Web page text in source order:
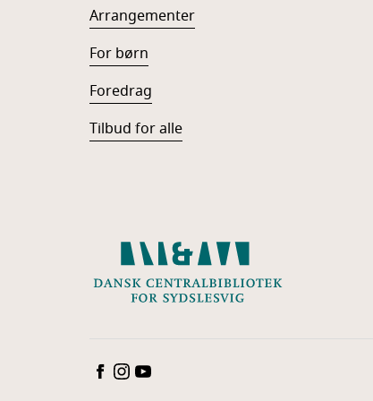
Arrangementer
For børn
Foredrag
Tilbud for alle